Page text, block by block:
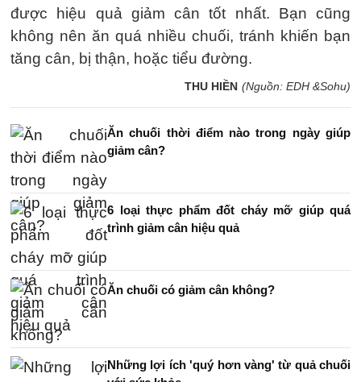
được hiệu quả giảm cân tốt nhất. Bạn cũng
không nên ăn quá nhiều chuối, tránh khiến bạn
tăng cân, bị thận, hoặc tiểu đường.
THU HIỀN (Nguồn: EDH &Sohu)
Ăn chuối thời điểm nào trong ngày giúp
giảm cân?
6 loại thực phẩm đốt cháy mỡ giúp quá
trình giảm cân hiệu quả
Ăn chuối có giảm cân không?
Những lợi ích 'quý hơn vàng' từ quả chuối